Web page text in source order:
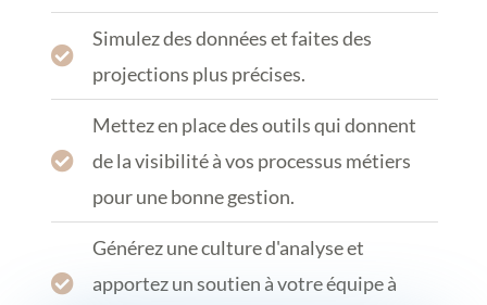
Simulez des données et faites des
projections plus précises.
Mettez en place des outils qui donnent
de la visibilité à vos processus métiers
pour une bonne gestion.
Générez une culture d'analyse et
apportez un soutien à votre équipe à